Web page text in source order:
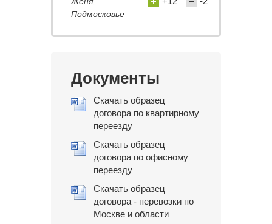
Подмосковье
Документы
Скачать образец
договора по квартирному
переезду
Скачать образец
договора по офисному
переезду
Скачать образец
договора - перевозки по
Москве и области